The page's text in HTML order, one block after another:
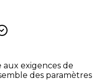
exigences de
des paramètres